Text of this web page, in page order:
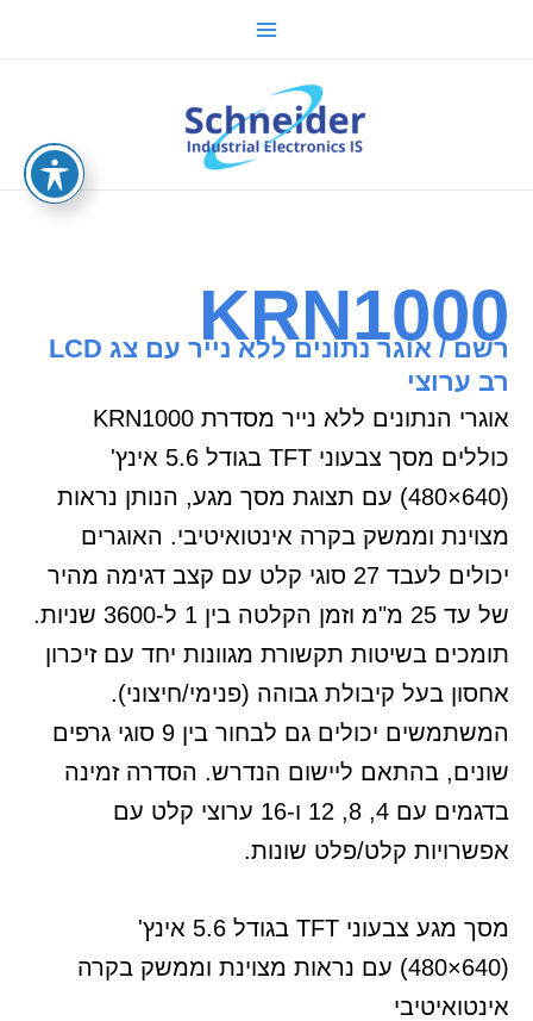
Main
KRN1000
רשם / אוגר נתונים ללא נייר עם צג LCD
רב ערוצי
אוגרי הנתונים ללא נייר מסדרת KRN1000
כוללים מסך צבעוני TFT בגודל 5.6 אינץ'
(640×480) עם תצוגת מסך מגע, הנותן נראות
מצוינת וממשק בקרה אינטואיטיבי. האוגרים
יכולים לעבד 27 סוגי קלט עם קצב דגימה מהיר
של עד 25 מ"מ וזמן הקלטה בין 1 ל-3600 שניות.
תומכים בשיטות תקשורת מגוונות יחד עם זיכרון
אחסון בעל קיבולת גבוהה (פנימי/חיצוני).
המשתמשים יכולים גם לבחור בין 9 סוגי גרפים
שונים, בהתאם ליישום הנדרש. הסדרה זמינה
בדגמים עם 4, 8, 12 ו-16 ערוצי קלט עם
אפשרויות קלט/פלט שונות.
מסך מגע צבעוני TFT בגודל 5.6 אינץ'
(640×480) עם נראות מצוינת וממשק בקרה
אינטואיטיבי